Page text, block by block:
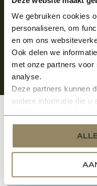
We gebruiken cookies
personaliseren, om
en om ons
Ook delen we
met onze partners
analyse.
Deze partners kunnen
andere informatie die u
services.
Klantenservice